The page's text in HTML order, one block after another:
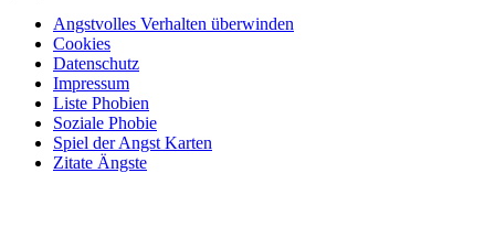
Angstvolles Verhalten überwinden
Cookies
Datenschutz
Impressum
Liste Phobien
Soziale Phobie
Spiel der Angst Karten
Zitate Ängste